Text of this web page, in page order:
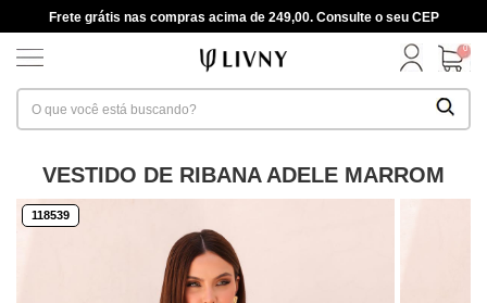
Frete grátis nas compras acima de 249,00. Consulte o seu CEP
0
VESTIDO DE RIBANA ADELE MARROM
118539